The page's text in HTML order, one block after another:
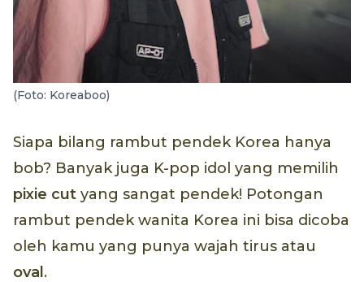
(Foto: Koreaboo)
Siapa bilang rambut pendek Korea hanya
bob? Banyak juga K-pop idol yang memilih
pixie cut yang sangat pendek! Potongan
rambut pendek wanita Korea ini bisa dicoba
oleh kamu yang punya wajah tirus atau
oval .